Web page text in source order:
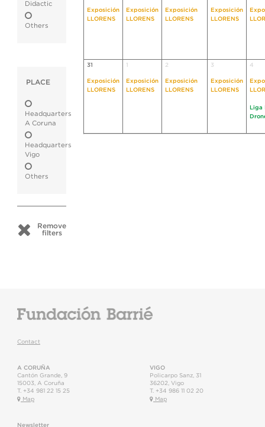
Didactic
Others
PLACE
Headquarters
A Coruna
Headquarters
Vigo
Others
Remove
filters
Exposición
LLORENS
Exposición
LLORENS
Exposición
LLORENS
Exposición
LLORENS
31
Exposición
LLORENS
Exposición
LLORENS
2
Exposición
LLORENS
3
Exposición
LLORENS
4
Liga
Contact
A CORUÑA
Cantón Grande, 9
15003
A Coruña
T. +34 981 22 15 25
Map
VIGO
Policarpo Sanz, 31
36202 Vigo
T. +34 986 11 02 20
Map
Newsletter